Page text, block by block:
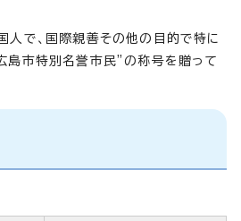
人で、国際親善その他の目的で特に
島市特別名誉市民”の称号を贈って